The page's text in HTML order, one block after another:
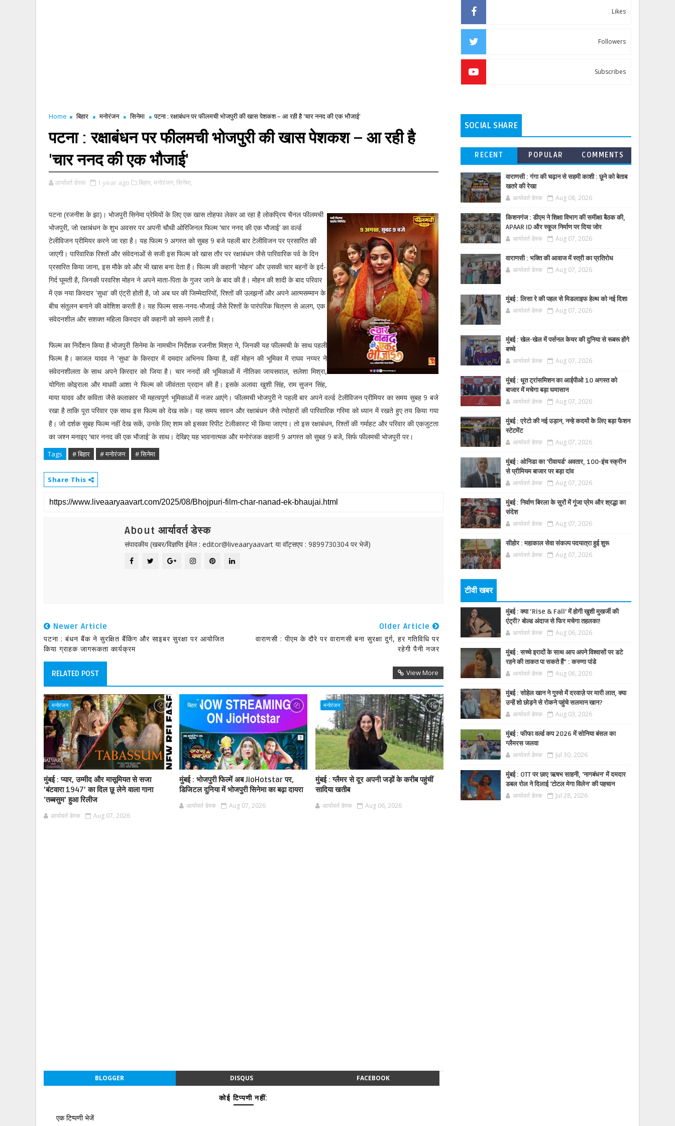
Home बिहार मनोरंजन सिनेमा पटना : रक्षाबंधन पर फीलमची भोजपुरी की खास पेशकश – आ रही है 'चार ननद की एक भौजाई'
पटना : रक्षाबंधन पर फीलमची भोजपुरी की खास पेशकश – आ रही है
'चार ननद की एक भौजाई'
आर्यावर्त डेस्क 1 year ago बिहार, मनोरंजन, सिनेमा,
पटना (रजनीश के झा)। भोजपुरी सिनेमा प्रेमियों के लिए एक खास तोहफा लेकर आ रहा है लोकप्रिय चैनल फीलमची
भोजपुरी, जो रक्षाबंधन के शुभ अवसर पर अपनी चौथी ओरिजिनल फिल्म ‘चार ननद की एक भौजाई’ का वर्ल्ड
टेलीविजन प्रीमियर करने जा रहा है। यह फिल्म 9 अगस्त को सुबह 9 बजे पहली बार टेलीविजन पर प्रसारित की
जाएगी। पारिवारिक रिश्तों और संवेदनाओं से सजी इस फिल्म को खास तौर पर रक्षाबंधन जैसे पारिवारिक पर्व के दिन
प्रसारित किया जाना, इस मौके को और भी खास बना देता है। फिल्म की कहानी 'मोहन' और उसकी चार बहनों के इर्द-
गिर्द घूमती है, जिनकी परवरिश मोहन ने अपने माता-पिता के गुजर जाने के बाद की है। मोहन की शादी के बाद परिवार
में एक नया किरदार 'सुधा' की एंट्री होती है, जो अब घर की जिम्मेदारियों, रिश्तों की उलझनों और अपने आत्मसम्मान के
बीच संतुलन बनाने की कोशिश करती है। यह फिल्म सास-ननद-भौजाई जैसे रिश्तों के पारंपरिक चित्रण से अलग, एक
संवेदनशील और सशक्त महिला किरदार की कहानी को सामने लाती है।
फिल्म का निर्देशन किया है भोजपुरी सिनेमा के नामचीन निर्देशक रजनीश मिश्रा ने, जिनकी यह फीलमची के साथ पहली
फिल्म है। काजल यादव ने 'सुधा' के किरदार में दमदार अभिनय किया है, वहीं मोहन की भूमिका में राघव नय्यर ने
संवेदनशीलता के साथ अपने किरदार को जिया है। चार ननदों की भूमिकाओं में नीतिका जायसवाल, सलेशा मिश्रा,
योगिता कोइराला और माधवी आशा ने फिल्म को जीवंतता प्रदान की है। इसके अलावा खुशी सिंह, राम सुजन सिंह,
माया यादव और कविता जैसे कलाकार भी महत्वपूर्ण भूमिकाओं में नजर आएंगे। फीलमची भोजपुरी ने पहली बार अपने वर्ल्ड टेलीविजन प्रीमियर का समय सुबह 9 बजे
रखा है ताकि पूरा परिवार एक साथ इस फिल्म को देख सके। यह समय सावन और रक्षाबंधन जैसे त्योहारों की पारिवारिक गरिमा को ध्यान में रखते हुए तय किया गया
है। जो दर्शक सुबह फिल्म नहीं देख सकें, उनके लिए शाम को इसका रिपीट टेलीकास्ट भी किया जाएगा। तो इस रक्षाबंधन, रिश्तों की गर्माहट और परिवार की एकजुटता
का जश्न मनाइए ‘चार ननद की एक भौजाई’ के साथ। देखिए यह भावनात्मक और मनोरंजक कहानी 9 अगस्त को सुबह 9 बजे, सिर्फ फीलमची भोजपुरी पर।
Tags # बिहार # मनोरंजन # सिनेमा
Share This
About आर्यावर्त डेस्क
संपादकीय (खबर/विज्ञप्ति ईमेल : editor@liveaaryaavart या वॉट्सएप : 9899730304 पर भेजें)
Newer Article
पटना : बंधन बैंक ने सुरक्षित बैंकिंग और साइबर सुरक्षा पर आयोजित
किया ग्राहक जागरूकता कार्यक्रम
Older Article
वाराणसी : पीएम के दौरे पर वाराणसी बना सुरक्षा दुर्ग, हर गतिविधि पर
रहेगी पैनी नजर
RELATED POST View More
मनोरंजन
मुंबई : प्यार, उम्मीद और मासूमियत से सजा
'बंटवारा 1947' का दिल छू लेने वाला गाना
'तब्बसुम' हुआ रिलीज
आर्यावर्त डेस्क Aug 07, 2026
बिहार
मुंबई : भोजपुरी फिल्में अब JioHotstar पर,
डिजिटल दुनिया में भोजपुरी सिनेमा का बढ़ा दायरा
आर्यावर्त डेस्क Aug 07, 2026
मनोरंजन
मुंबई : ग्लैमर से दूर अपनी जड़ों के करीब पहुंचीं
सादिया खतीब
आर्यावर्त डेस्क Aug 06, 2026
BLOGGER DISQUS FACEBOOK
कोई टिप्पणी नहीं:
एक टिप्पणी भेजें
Likes
Followers
Subscribes
SOCIAL SHARE
RECENT POPULAR COMMENTS
वाराणसी : गंगा की चढ़ान से सहमी काशी : छूने को बेताब
खतरे की रेखा
आर्यावर्त डेस्क Aug 08, 2026
किशनगंज : डीएम ने शिक्षा विभाग की समीक्षा बैठक की,
APAAR ID और स्कूल निर्माण पर दिया जोर
आर्यावर्त डेस्क Aug 07, 2026
वाराणसी : भक्ति की आवाज में स्त्री का प्रतिरोध
आर्यावर्त डेस्क Aug 07, 2026
मुंबई : लिसा रे की पहल से मिडलाइफ हेल्थ को नई दिशा
आर्यावर्त डेस्क Aug 07, 2026
मुंबई : खेल-खेल में पर्सनल केयर की दुनिया से रूबरू होंगे
बच्चे
आर्यावर्त डेस्क Aug 07, 2026
मुंबई : धूत ट्रांसमिशन का आईपीओ 10 अगस्त को
बाजार में मचेगा बड़ा घमासान
आर्यावर्त डेस्क Aug 07, 2026
मुंबई : एरेटो की नई उड़ान, नन्हे कदमों के लिए बड़ा फैशन
स्टेटमेंट
आर्यावर्त डेस्क Aug 07, 2026
मुंबई : ओनिडा का 'रीवायर्ड’ अवतार, 100-इंच स्क्रीन
से प्रीमियम बाजार पर बड़ा दांव
आर्यावर्त डेस्क Aug 07, 2026
मुंबई : निर्वाण बिरला के सुरों में गूंजा प्रेम और श्रद्धा का
संदेश
आर्यावर्त डेस्क Aug 07, 2026
सीहोर : महाकाल सेवा संकल्प पदयात्रा हुई शुरू
आर्यावर्त डेस्क Aug 07, 2026
टीवी खबर
मुंबई : क्या ‘Rise & Fall’ में होगी खुशी मुखर्जी की
एंट्री? बोल्ड अंदाज से फिर मचेगा तहलका!
आर्यावर्त डेस्क Aug 06, 2026
मुंबई : सच्चे इरादों के साथ आप अपने विश्वासों पर डटे
रहने की ताकत पा सकते हैं” : करुणा पांडे
आर्यावर्त डेस्क Aug 06, 2026
मुंबई : सोहेल खान ने गुस्से में दरवाज़े पर मारी लात, क्या
उन्हें शो छोड़ने से रोकने पहुंचे सलमान खान?
आर्यावर्त डेस्क Aug 03, 2026
मुंबई : फीफा वर्ल्ड कप 2026 में सोनिया बंसल का
ग्लैमरस जलवा
आर्यावर्त डेस्क Jul 30, 2026
मुंबई : OTT पर छाए ऋषभ साहनी, 'नागबंधन' में दमदार
डबल रोल ने दिलाई 'टोटल मेगा विलेन' की पहचान
आर्यावर्त डेस्क Jul 28, 2026